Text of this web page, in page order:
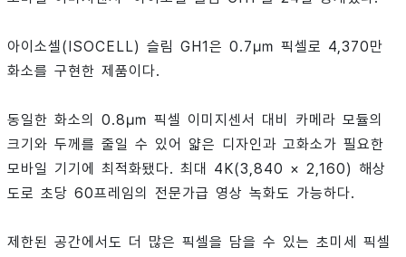
아이소셀(ISOCELL) 슬림 GH1은 0.7㎛ 픽셀로 4,370만
화소를 구현한 제품이다.
동일한 화소의 0.8㎛ 픽셀 이미지센서 대비 카메라 모듈의
크기와 두께를 줄일 수 있어 얇은 디자인과 고화소가 필요한
모바일 기기에 최적화됐다. 최대 4K(3,840 × 2,160) 해상
도로 초당 60프레임의 전문가급 영상 녹화도 가능하다.
제한된 공간에서도 더 많은 픽셀을 담을 수 있는 초미세 픽셀